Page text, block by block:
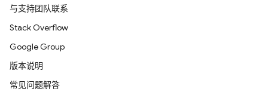
与支持团队联系
Stack Overflow
Google Group
版本说明
常见问题解答